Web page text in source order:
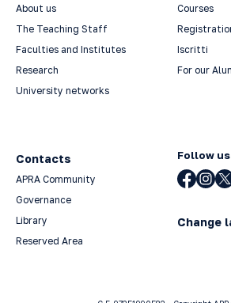
About us
The Teaching Staff
Faculties and Institutes
Research
University networks
Courses
Iscritti
For our
Contacts
APRA Community
Governance
Library
Reserved Area
Follow
Change